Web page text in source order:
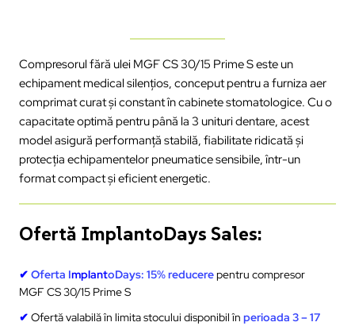
Compresorul fără ulei MGF CS 30/15 Prime S este un
echipament medical silențios, conceput pentru a furniza aer
comprimat curat și constant în cabinete stomatologice. Cu o
capacitate optimă pentru până la 3 unituri dentare, acest
model asigură performanță stabilă, fiabilitate ridicată și
protecția echipamentelor pneumatice sensibile, într-un
format compact și eficient energetic.
Ofertă ImplantoDays Sales:
✔ Oferta ImplantoDays: 15% reducerepentru compresor
MGF CS 30/15 Prime S
✔ Ofertă valabilă în limita stocului disponibil în perioada 3 – 17